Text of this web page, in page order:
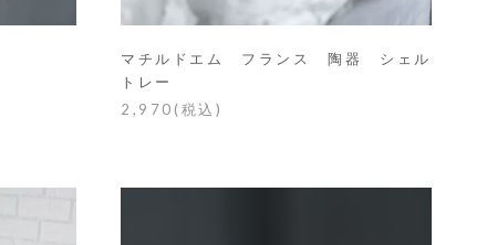
マチルドエム フランス 陶器 シェル
トレー
2,970(税込)